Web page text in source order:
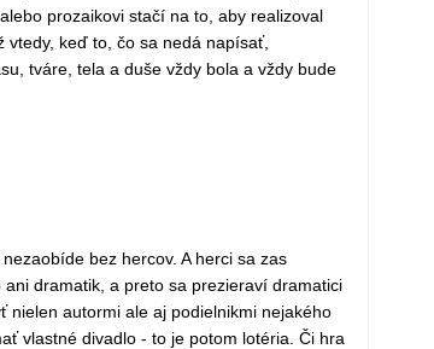
prozaikovi stačí na to, aby realizoval
keď to, čo sa nedá napísať,
tváre, tela a duše vždy bola a vždy bude
bez hercov. A herci sa zas
dramatik, a preto sa prezieraví dramatici
nielen autormi ale aj podielnikmi nejakého
vlastné divadlo - to je potom lotéria. Či hra